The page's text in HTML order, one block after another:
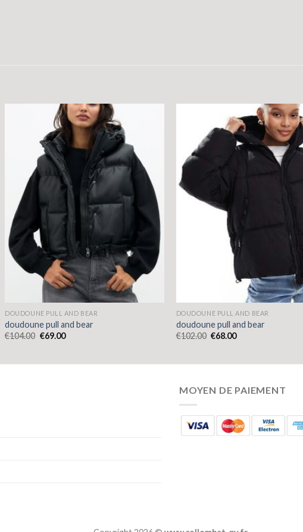
DOUDOUNE PULL AND BEAR
doudoune pull and bear
€104.00 €69.00
DOUDOUNE PULL AND BEAR
doudoune pull and bear
€102.00 €68.00
MOYEN DE PAIEMENT